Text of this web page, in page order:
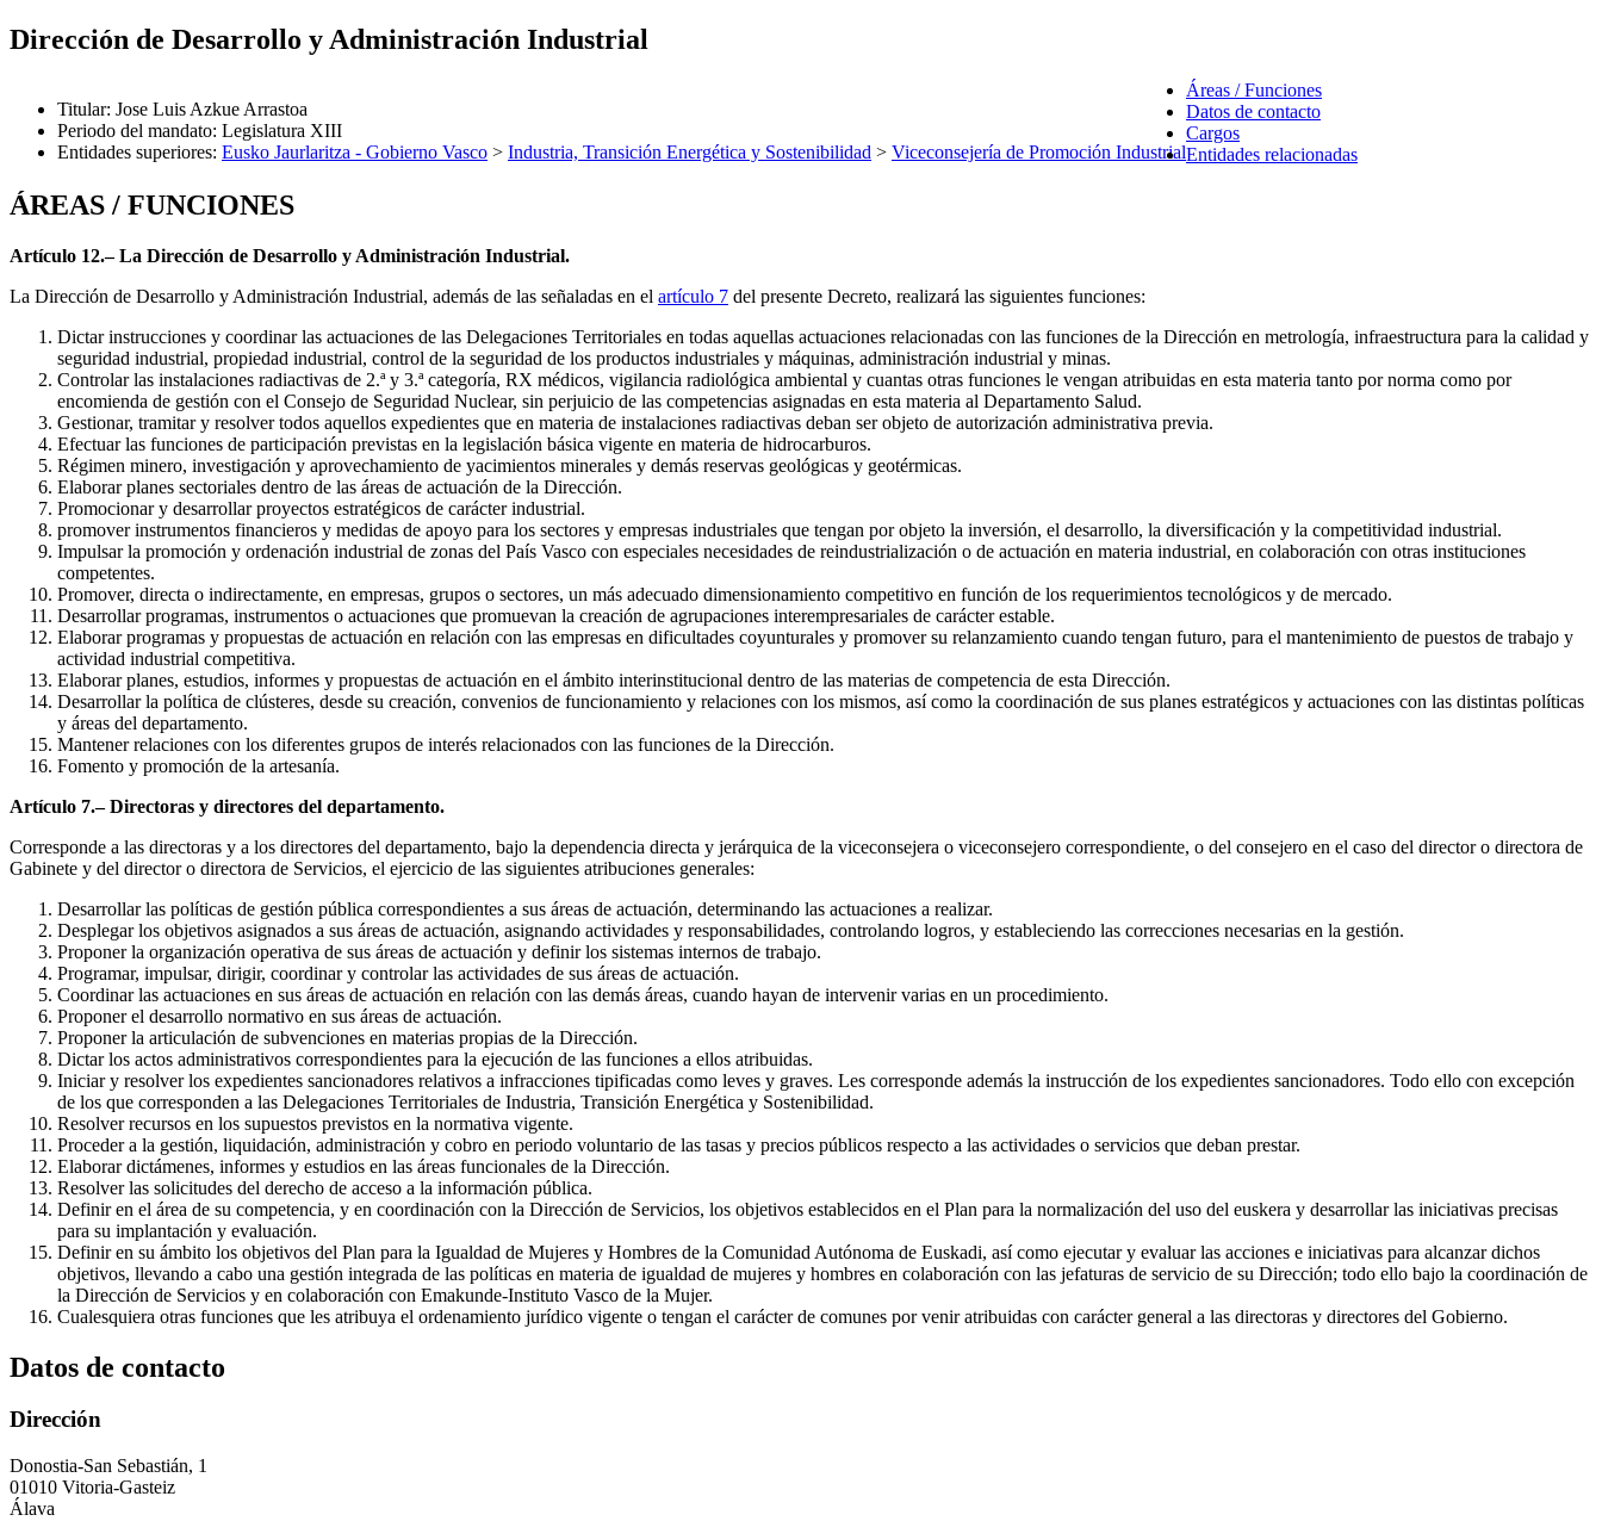
Dirección de Desarrollo y Administración Industrial
Titular: Jose Luis Azkue Arrastoa
Periodo del mandato: Legislatura XIII
Entidades superiores: Eusko Jaurlaritza - Gobierno Vasco > Industria, Transición Energética y Sostenibilidad > Viceconsejería de Promoción Industrial
Áreas / Funciones
Datos de contacto
Cargos
Entidades relacionadas
ÁREAS / FUNCIONES
Artículo 12.– La Dirección de Desarrollo y Administración Industrial.
La Dirección de Desarrollo y Administración Industrial, además de las señaladas en el artículo 7 del presente Decreto, realizará las siguientes funciones:
Dictar instrucciones y coordinar las actuaciones de las Delegaciones Territoriales en todas aquellas actuaciones relacionadas con las funciones de la Dirección en metrología, infraestructura para la calidad y
seguridad industrial, propiedad industrial, control de la seguridad de los productos industriales y máquinas, administración industrial y minas.
Controlar las instalaciones radiactivas de 2.ª y 3.ª categoría, RX médicos, vigilancia radiológica ambiental y cuantas otras funciones le vengan atribuidas en esta materia tanto por norma como por
encomienda de gestión con el Consejo de Seguridad Nuclear, sin perjuicio de las competencias asignadas en esta materia al Departamento Salud.
Gestionar, tramitar y resolver todos aquellos expedientes que en materia de instalaciones radiactivas deban ser objeto de autorización administrativa previa.
Efectuar las funciones de participación previstas en la legislación básica vigente en materia de hidrocarburos.
Régimen minero, investigación y aprovechamiento de yacimientos minerales y demás reservas geológicas y geotérmicas.
Elaborar planes sectoriales dentro de las áreas de actuación de la Dirección.
Promocionar y desarrollar proyectos estratégicos de carácter industrial.
promover instrumentos financieros y medidas de apoyo para los sectores y empresas industriales que tengan por objeto la inversión, el desarrollo, la diversificación y la competitividad industrial.
Impulsar la promoción y ordenación industrial de zonas del País Vasco con especiales necesidades de reindustrialización o de actuación en materia industrial, en colaboración con otras instituciones
competentes.
Promover, directa o indirectamente, en empresas, grupos o sectores, un más adecuado dimensionamiento competitivo en función de los requerimientos tecnológicos y de mercado.
Desarrollar programas, instrumentos o actuaciones que promuevan la creación de agrupaciones interempresariales de carácter estable.
Elaborar programas y propuestas de actuación en relación con las empresas en dificultades coyunturales y promover su relanzamiento cuando tengan futuro, para el mantenimiento de puestos de trabajo y
actividad industrial competitiva.
Elaborar planes, estudios, informes y propuestas de actuación en el ámbito interinstitucional dentro de las materias de competencia de esta Dirección.
Desarrollar la política de clústeres, desde su creación, convenios de funcionamiento y relaciones con los mismos, así como la coordinación de sus planes estratégicos y actuaciones con las distintas políticas
y áreas del departamento.
Mantener relaciones con los diferentes grupos de interés relacionados con las funciones de la Dirección.
Fomento y promoción de la artesanía.
Artículo 7.– Directoras y directores del departamento.
Corresponde a las directoras y a los directores del departamento, bajo la dependencia directa y jerárquica de la viceconsejera o viceconsejero correspondiente, o del consejero en el caso del director o directora de
Gabinete y del director o directora de Servicios, el ejercicio de las siguientes atribuciones generales:
Desarrollar las políticas de gestión pública correspondientes a sus áreas de actuación, determinando las actuaciones a realizar.
Desplegar los objetivos asignados a sus áreas de actuación, asignando actividades y responsabilidades, controlando logros, y estableciendo las correcciones necesarias en la gestión.
Proponer la organización operativa de sus áreas de actuación y definir los sistemas internos de trabajo.
Programar, impulsar, dirigir, coordinar y controlar las actividades de sus áreas de actuación.
Coordinar las actuaciones en sus áreas de actuación en relación con las demás áreas, cuando hayan de intervenir varias en un procedimiento.
Proponer el desarrollo normativo en sus áreas de actuación.
Proponer la articulación de subvenciones en materias propias de la Dirección.
Dictar los actos administrativos correspondientes para la ejecución de las funciones a ellos atribuidas.
Iniciar y resolver los expedientes sancionadores relativos a infracciones tipificadas como leves y graves. Les corresponde además la instrucción de los expedientes sancionadores. Todo ello con excepción
de los que corresponden a las Delegaciones Territoriales de Industria, Transición Energética y Sostenibilidad.
Resolver recursos en los supuestos previstos en la normativa vigente.
Proceder a la gestión, liquidación, administración y cobro en periodo voluntario de las tasas y precios públicos respecto a las actividades o servicios que deban prestar.
Elaborar dictámenes, informes y estudios en las áreas funcionales de la Dirección.
Resolver las solicitudes del derecho de acceso a la información pública.
Definir en el área de su competencia, y en coordinación con la Dirección de Servicios, los objetivos establecidos en el Plan para la normalización del uso del euskera y desarrollar las iniciativas precisas
para su implantación y evaluación.
Definir en su ámbito los objetivos del Plan para la Igualdad de Mujeres y Hombres de la Comunidad Autónoma de Euskadi, así como ejecutar y evaluar las acciones e iniciativas para alcanzar dichos
objetivos, llevando a cabo una gestión integrada de las políticas en materia de igualdad de mujeres y hombres en colaboración con las jefaturas de servicio de su Dirección; todo ello bajo la coordinación de
la Dirección de Servicios y en colaboración con Emakunde-Instituto Vasco de la Mujer.
Cualesquiera otras funciones que les atribuya el ordenamiento jurídico vigente o tengan el carácter de comunes por venir atribuidas con carácter general a las directoras y directores del Gobierno.
Datos de contacto
Dirección
Donostia-San Sebastián, 1
01010 Vitoria-Gasteiz
Álava